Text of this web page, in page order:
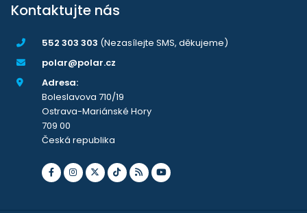
Kontaktujte nás
552 303 303 (Nezasílejte SMS, děkujeme)
polar@polar.cz
Adresa:
Boleslavova 710/19
Ostrava-Mariánské Hory
709 00
Česká republika